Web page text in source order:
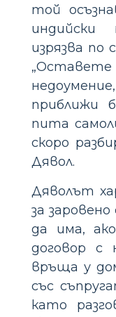
той
изрязва по
„Оставете
приближи
пита
скоро
Дявол.
Дяволът
за
да има,
договор с
връща у
със
като